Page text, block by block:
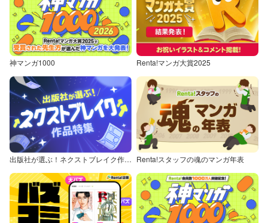
神マンガ1000 Renta!マンガ大賞2025
出版社が選ぶ！ネクストブレイク作品特集 Renta!スタッフの魂のマンガ年表